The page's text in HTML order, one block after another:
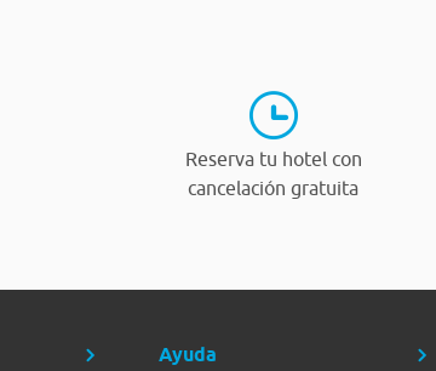
Reserva tu hotel con
cancelación gratuita
Ayuda